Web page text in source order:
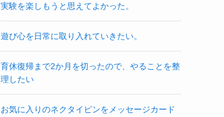
実験を楽しもうと思えてよかった。
遊び心を日常に取り入れていきたい。
育休復帰まで2か月を切ったので、やることを整
理したい
お気に入りのネクタイピンをメッセージカード